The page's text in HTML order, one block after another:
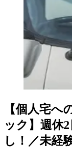
【個人宅へ
ック】週休
し！／未経